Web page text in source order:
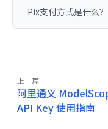
Pix支付方式是什么
上一篇
阿里通义
API Key 使用指南